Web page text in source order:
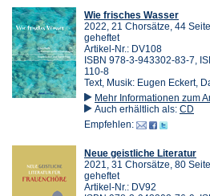
Wie frisches Wasser
2022, 21 Chorsätze, 44
geheftet
Artikel-Nr.: DV108
ISBN 978-3-943302-83-7,
110-8
Text, Musik: Eugen Eckert,
Mehr Informationen zum
Auch erhältlich als: CD
Empfehlen:
Neue geistliche Literatur
2021, 31 Chorsätze, 80
geheftet
Artikel-Nr.: DV92